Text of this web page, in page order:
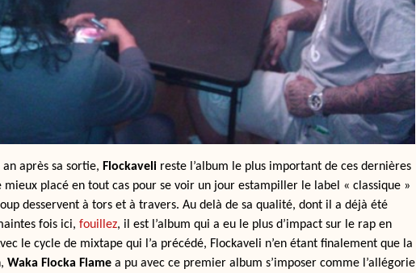
après sa sortie, Flockaveli reste l’album le plus important de ces dernières
mieux placé en tout cas pour se voir un jour estampiller le label « classique »
desservent à tors et à travers. Au delà de sa qualité, dont il a déjà été
fois ici, fouillez, il est l’album qui a eu le plus d’impact sur le rap en
le cycle de mixtape qui l’a précédé, Flockaveli n’en étant finalement que la
Waka Flocka Flame a pu avec ce premier album s’imposer comme l’allégorie